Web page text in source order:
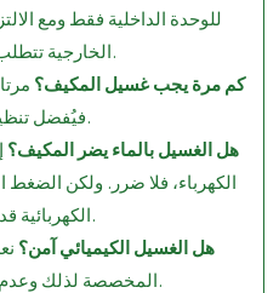
للوحدة الداخلية فقط ومع
الخارجية تتطلب أدوات وخبرة.
كم مرة يجب غسيل المكيف؟
فيُفضل تنظيفها شهريًا.
هل الغسيل بالماء يضر المكيف؟
الكهرباء، فلا ضرر. ولكن الضغط
الكهربائية قد يُسبب تلفًا.
هل الغسيل الكيميائي آمن؟
المخصصة لذلك وعدم المبالغة في التركيز.